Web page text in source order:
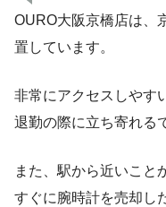
OURO大阪京橋店は、
置しています。
非常にアクセスしやす
退勤の際に立ち寄れる
また、駅から近いこと
すぐに腕時計を売却し